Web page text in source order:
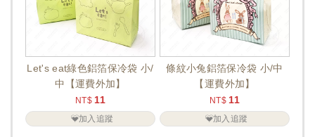
Let's eat綠色鋁箔保冷袋 小/
中【運費外加】
NT$ 11
加入追蹤
條紋小兔鋁箔保冷袋 小/中
【運費外加】
NT$ 11
加入追蹤